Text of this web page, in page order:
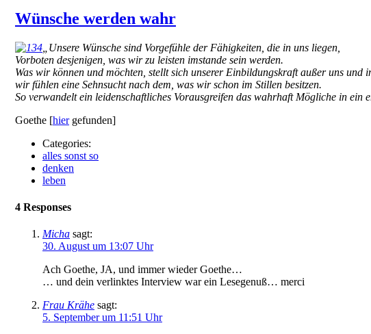
Wünsche werden wahr
„Unsere Wünsche sind Vorgefühle der Fähigkeiten, die in uns liegen,
Vorboten desjenigen, was wir zu leisten imstande sein werden.
Was wir können und möchten, stellt sich unserer Einbildungskraft außer uns und
wir fühlen eine Sehnsucht nach dem, was wir schon im Stillen besitzen.
So verwandelt ein leidenschaftliches Vorausgreifen das wahrhaft Mögliche in ein
Goethe [hiergefunden]
Categories:
alles sonst so
denken
leben
4 Responses
Micha sagt:
30. August um 13:07 Uhr
Ach Goethe, JA, und immer wieder Goethe…
… und dein verlinktes Interview war ein Lesegenuß… merci
Frau Krähe sagt:
5. September um 11:51 Uhr